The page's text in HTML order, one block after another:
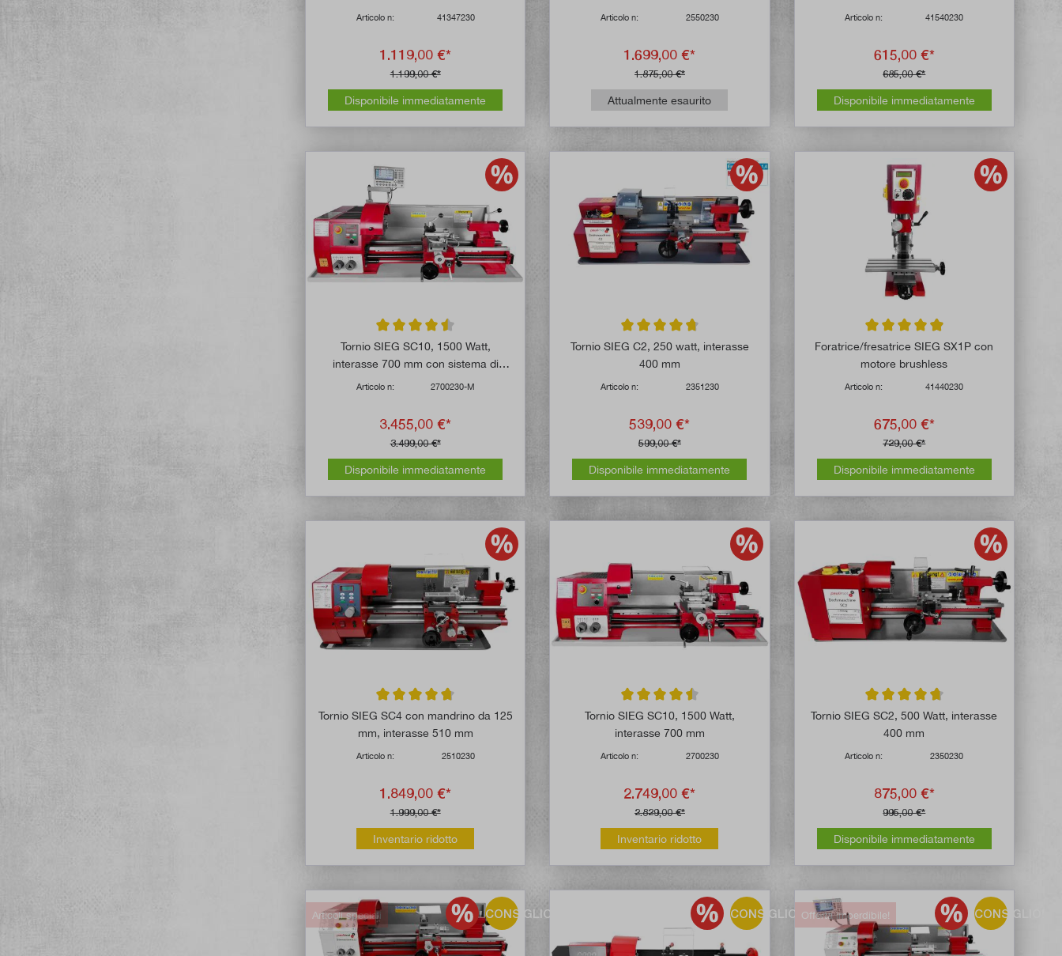
Articolo n: 41347230
1.119,00 €*
1.199,00 €*
Disponibile immediatamente
Articolo n: 2550230
1.699,00 €*
1.875,00 €*
Attualmente esaurito
Articolo n: 41540230
615,00 €*
685,00 €*
Disponibile immediatamente
Valutazione media di 4.6 su 5 stelle
Tornio SIEG SC10, 1500 Watt,
interasse 700 mm con sistema di
misura
Articolo n: 2700230-M
3.455,00 €*
3.499,00 €*
Disponibile immediatamente
Valutazione media di 4.7 su 5 stelle
Tornio SIEG C2, 250 watt, interasse
400 mm
Articolo n: 2351230
539,00 €*
599,00 €*
Disponibile immediatamente
Valutazione media di 4.8 su 5 stelle
Foratrice/fresatrice SIEG SX1P con
motore brushless
Articolo n: 41440230
675,00 €*
729,00 €*
Disponibile immediatamente
Valutazione media di 4.8 su 5 stelle
Tornio SIEG SC4 con mandrino da 125
mm, interasse 510 mm
Articolo n: 2510230
1.849,00 €*
1.999,00 €*
Inventario ridotto
Valutazione media di 4.6 su 5 stelle
Tornio SIEG SC10, 1500 Watt,
interasse 700 mm
Articolo n: 2700230
2.749,00 €*
2.829,00 €*
Inventario ridotto
Valutazione media di 4.7 su 5 stelle
Tornio SIEG SC2, 500 Watt, interasse
400 mm
Articolo n: 2350230
875,00 €*
995,00 €*
Disponibile immediatamente
CONSIGLIO!
Articoli speciali CONSIGLIO! CONSIGLIO!
Offerta imperdibile!